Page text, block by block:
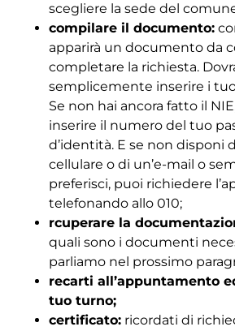
scegliere la sede del
compilare il documento:
apparirà un documento da
completare la richiesta.
semplicemente inserire i
Se non hai ancora fatto il
inserire il numero del tuo
d’identità. E se non disponi
cellulare o di un’e-mail o
preferisci, puoi richiedere
telefonando allo 010;
rcuperare la
quali sono i documenti
parliamo nel prossimo
recarti all’appuntamento
tuo turno;
certificato: ricordati di